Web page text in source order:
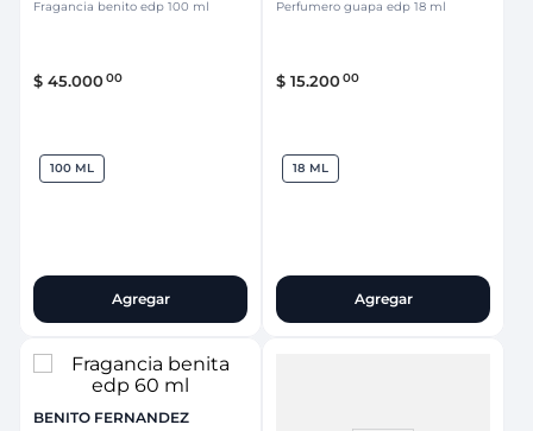
Fragancia benito edp 100 ml
$ 45.00000
100 ML
Agregar
Perfumero guapa edp 18 ml
$ 15.20000
18 ML
Agregar
BENITO FERNANDEZ